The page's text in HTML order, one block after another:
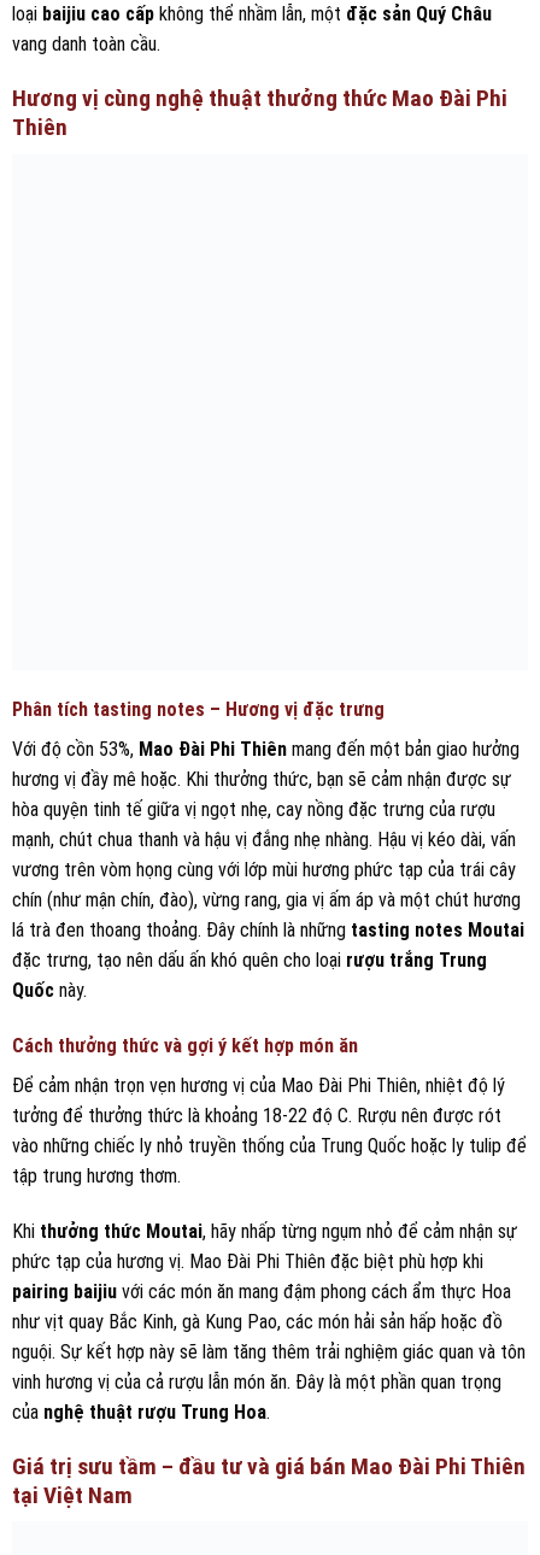
loại baijiu cao cấp không thể nhầm lẫn, một đặc sản Quý Châu
vang danh toàn cầu.
Hương vị cùng nghệ thuật thưởng thức Mao Đài Phi
Thiên
Phân tích tasting notes – Hương vị đặc trưng
Với độ cồn 53%, Mao Đài Phi Thiên mang đến một bản giao hưởng
hương vị đầy mê hoặc. Khi thưởng thức, bạn sẽ cảm nhận được sự
hòa quyện tinh tế giữa vị ngọt nhẹ, cay nồng đặc trưng của rượu
mạnh, chút chua thanh và hậu vị đắng nhẹ nhàng. Hậu vị kéo dài, vấn
vương trên vòm họng cùng với lớp mùi hương phức tạp của trái cây
chín (như mận chín, đào), vừng rang, gia vị ấm áp và một chút hương
lá trà đen thoang thoảng. Đây chính là những tasting notes Moutai
đặc trưng, tạo nên dấu ấn khó quên cho loại rượu trắng Trung
Quốc này.
Cách thưởng thức và gợi ý kết hợp món ăn
Để cảm nhận trọn vẹn hương vị của Mao Đài Phi Thiên, nhiệt độ lý
tưởng để thưởng thức là khoảng 18-22 độ C. Rượu nên được rót
vào những chiếc ly nhỏ truyền thống của Trung Quốc hoặc ly tulip để
tập trung hương thơm.
Khi thưởng thức Moutai, hãy nhấp từng ngụm nhỏ để cảm nhận sự
phức tạp của hương vị. Mao Đài Phi Thiên đặc biệt phù hợp khi
pairing baijiu với các món ăn mang đậm phong cách ẩm thực Hoa
như vịt quay Bắc Kinh, gà Kung Pao, các món hải sản hấp hoặc đồ
nguội. Sự kết hợp này sẽ làm tăng thêm trải nghiệm giác quan và tôn
vinh hương vị của cả rượu lẫn món ăn. Đây là một phần quan trọng
của nghệ thuật rượu Trung Hoa.
Giá trị sưu tầm – đầu tư và giá bán Mao Đài Phi Thiên
tại Việt Nam